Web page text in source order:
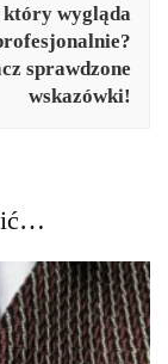
który wygląda
sprawdzone
wskazówki!